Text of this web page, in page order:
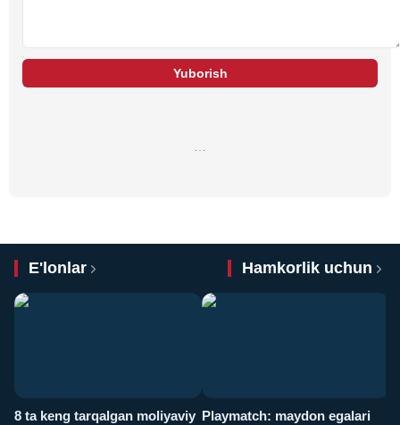
Yuborish
E'lonlar Hamkorlik uchun
8 ta keng tarqalgan moliyaviy
Playmatch: maydon egalari